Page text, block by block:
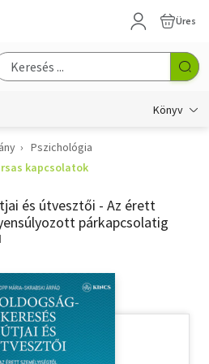
Üres
Könyv
Pszichológia
kapcsolatok
és útvesztői - Az érett
párkapcsolatig